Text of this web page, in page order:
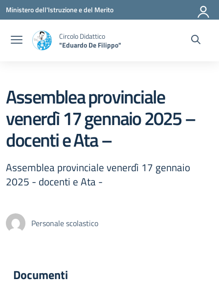
Vai ai contenuti
Vai al menu di navigazione
Vai al footer
Ministero dell'Istruzione e del Merito
Circolo Didattico
"Eduardo De Filippo"
Assemblea provinciale
venerdì 17 gennaio 2025 –
docenti e Ata –
Assemblea provinciale venerdì 17 gennaio
2025 - docenti e Ata -
Personale scolastico
Documenti